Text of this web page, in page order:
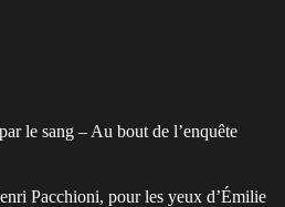
le sang – Au bout de l’enquête
Pacchioni, pour les yeux d’Émilie